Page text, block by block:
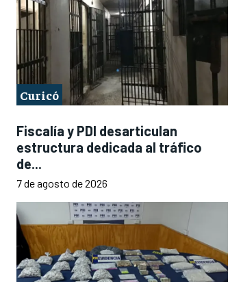
Curicó
Fiscalía y PDI desarticulan
estructura dedicada al tráfico
de...
7 de agosto de 2026